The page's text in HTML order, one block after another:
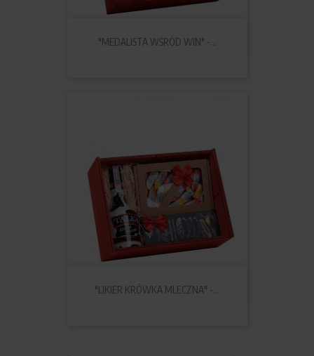
"MEDALISTA WŚRÓD WIN" -...
"LIKIER KRÓWKA MLECZNA" -...